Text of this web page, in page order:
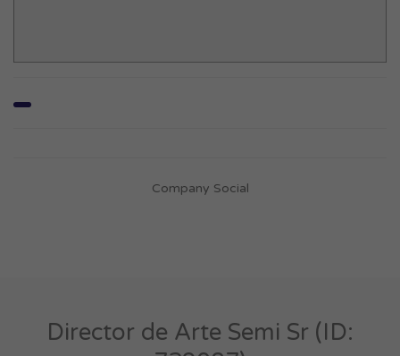
Company Social
Director de Arte Semi Sr (ID: